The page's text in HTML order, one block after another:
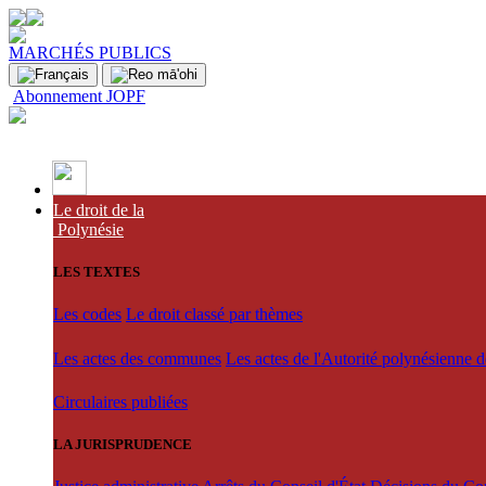
MARCHÉS PUBLICS
Abonnement JOPF
Le droit de la
Polynésie
LES TEXTES
Les codes Le droit classé par thèmes
Les actes des communes Les actes de l'Autorité polynésienne
Circulaires publiées
LA JURISPRUDENCE